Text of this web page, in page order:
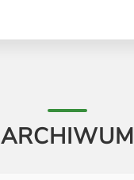
ARCHIWUM